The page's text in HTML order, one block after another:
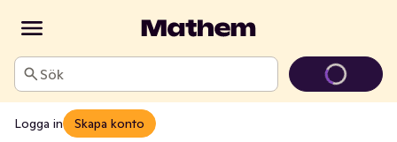
Sök
Logga in Skapa konto